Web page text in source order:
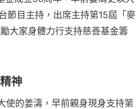
節目主持，出席主持第15屆「麥
大家身體力行支持慈善基金籌
神
使的姜濤，早前親身現身支持第